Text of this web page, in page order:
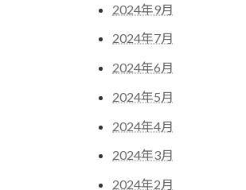
2024年9月
2024年7月
2024年6月
2024年5月
2024年4月
2024年3月
2024年2月